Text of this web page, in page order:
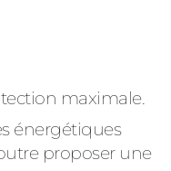
maximale.
énergétiques
proposer une